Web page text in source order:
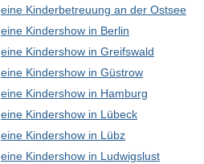
eine Kinderbetreuung an der Ostsee
eine Kindershow in Berlin
eine Kindershow in Greifswald
eine Kindershow in Güstrow
eine Kindershow in Hamburg
eine Kindershow in Lübeck
eine Kindershow in Lübz
eine Kindershow in Ludwigslust